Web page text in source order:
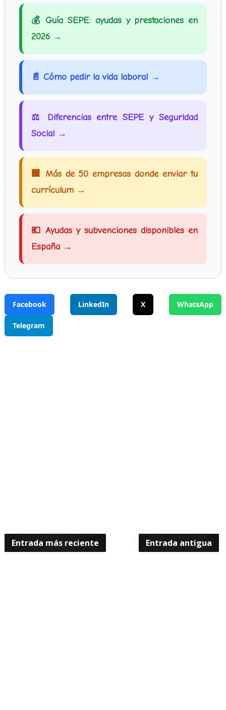
💰 Guía SEPE: ayudas y prestaciones en
2026 →
📄 Cómo pedir la vida laboral →
⚖️ Diferencias entre SEPE y Seguridad
Social →
🏢 Más de 50 empresas donde enviar tu
currículum →
💶 Ayudas y subvenciones disponibles en
España →
Facebook LinkedIn X WhatsApp
Telegram
Entrada más reciente Entrada antigua